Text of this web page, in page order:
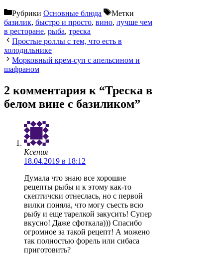
Рубрики Основные блюда
Метки
базилик, быстро и просто, вино, лучше чем
в ресторане, рыба, треска
Простые роллы с тем, что есть в
холодильнике
Морковный крем-суп с апельсином и
шафраном
2 комментария к “Треска в
белом вине с базиликом”
Ксения
18.04.2019 в 18:12
Думала что знаю все хорошие
рецепты рыбы и к этому как-то
скептичски отнеслась, но с первой
вилки поняла, что могу съесть всю
рыбу и еще тарелкой закусить! Супер
вкусно! Даже сфоткала))) Спасибо
огромное за такой рецепт! А можено
так полностью форель или сибаса
приготовить?